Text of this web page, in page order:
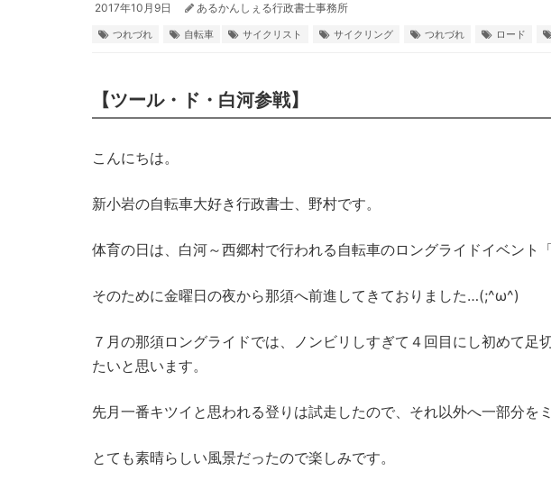
2017年10月9日 あるかんしぇる行政書士事務所
つれづれ 自転車 サイクリスト サイクリング つれづれ ロード
【ツール・ド・白河参戦】
こんにちは。
新小岩の自転車大好き行政書士、野村です。
体育の日は、白河～西郷村で行われる自転車のロングライドイベント
そのために金曜日の夜から那須へ前進してきておりました…(;^ω^)
７月の那須ロングライドでは、ノンビリしすぎて４回目にし初めて足
たいと思います。
先月一番キツイと思われる登りは試走したので、それ以外へ一部分を
とても素晴らしい風景だったので楽しみです。